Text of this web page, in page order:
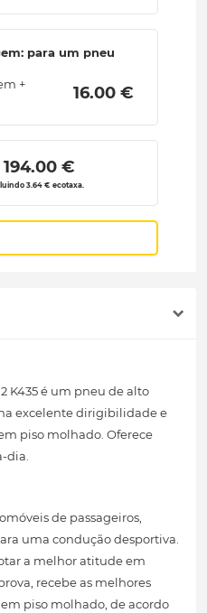
para um pneu
+
16.00 €
194.00 €
3.64 € ecotaxa.
K435 é um pneu de alto
excelente dirigibilidade e
piso molhado. Oferece
dia.
de passageiros,
uma condução desportiva.
a melhor atitude em
recebe as melhores
em piso molhado, de acordo